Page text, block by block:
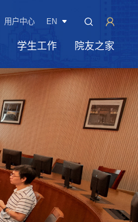
用户中心 EN
学生工作 院友之家